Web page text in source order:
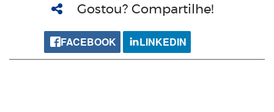
Gostou? Compartilhe!
FACEBOOK LINKEDIN